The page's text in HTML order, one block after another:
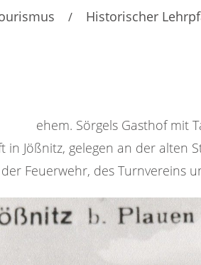
Historischer
ehem. Sörgels Gasthof mit
in Jößnitz, gelegen an der alten
Feuerwehr, des Turnvereins